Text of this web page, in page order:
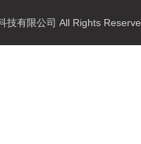
技有限公司 All Rights